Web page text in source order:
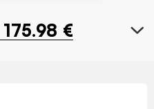
175.98 €